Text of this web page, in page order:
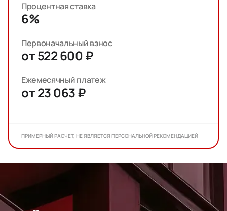
Процентная ставка
6%
Первоначальный взнос
от 522 600 ₽
Ежемесячный платеж
от 23 063 ₽
ПРИМЕРНЫЙ РАСЧЕТ, НЕ ЯВЛЯЕТСЯ ПЕРСОНАЛЬНОЙ РЕКОМЕНДАЦИЕЙ